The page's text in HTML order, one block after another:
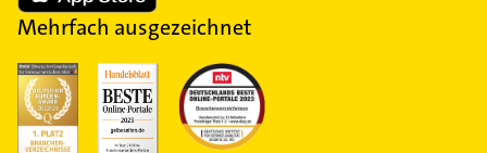
Mehrfach ausgezeichnet